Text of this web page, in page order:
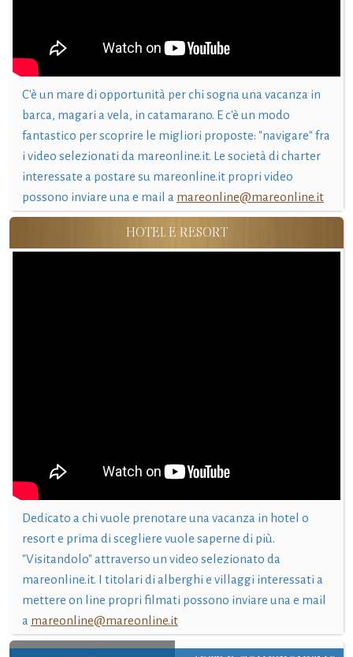
C'è un mare di opportunità per chi sogna una vacanza in
barca, magari a vela, in catamarano. E c'è un modo
fantastico per scoprire le migliori proposte: "navigare" fra
i video selezionati da mareonline.it. Le società di charter
interessate a postare su mareonline.it propri video
possono inviare una e mail a mareonline@mareonline.it
HOTEL E RESORT
Dedicato a chi vuole prenotare una vacanza in hotel o
resort e prima di scegliere vuole saperne di più.
"Visitandolo" attraverso un video selezionato da
mareonline.it. I titolari di alberghi e villaggi interessati a
mettere on line propri filmati possono inviare una e mail
a mareonline@mareonline.it